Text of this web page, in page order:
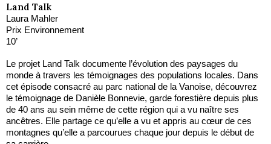
Land Talk
Laura Mahler
Prix Environnement
10’
Le projet Land Talk documente l’évolution des paysages du
monde à travers les témoignages des populations locales. Dans
cet épisode consacré au parc national de la Vanoise, découvrez
le témoignage de Danièle Bonnevie, garde forestière depuis plus
de 40 ans au sein même de cette région qui a vu naître ses
ancêtres. Elle partage ce qu’elle a vu et appris au cœur de ces
montagnes qu’elle a parcourues chaque jour depuis le début de